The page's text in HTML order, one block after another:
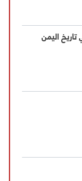
اليمن